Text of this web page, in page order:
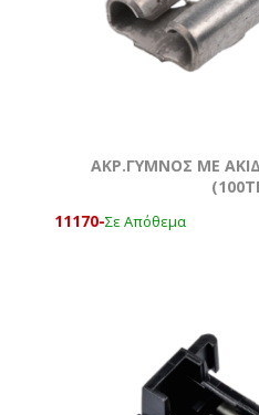
ΑΚΡ.ΓΥΜΝΟΣ ΜΕ
11170-Σε Απόθεμα